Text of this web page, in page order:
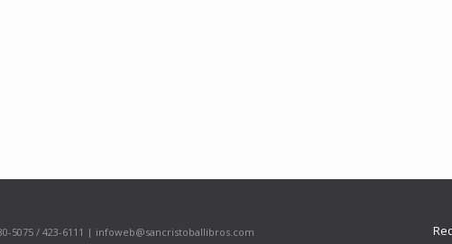
5075 / 423-6111 | infoweb@sancristoballibros.com